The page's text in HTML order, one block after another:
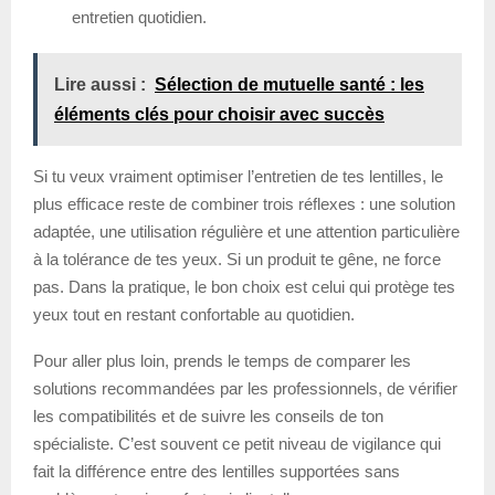
entretien quotidien.
Lire aussi : Sélection de mutuelle santé : les
éléments clés pour choisir avec succès
Si tu veux vraiment optimiser l’entretien de tes lentilles, le
plus efficace reste de combiner trois réflexes : une solution
adaptée, une utilisation régulière et une attention particulière
à la tolérance de tes yeux. Si un produit te gêne, ne force
pas. Dans la pratique, le bon choix est celui qui protège tes
yeux tout en restant confortable au quotidien.
Pour aller plus loin, prends le temps de comparer les
solutions recommandées par les professionnels, de vérifier
les compatibilités et de suivre les conseils de ton
spécialiste. C’est souvent ce petit niveau de vigilance qui
fait la différence entre des lentilles supportées sans